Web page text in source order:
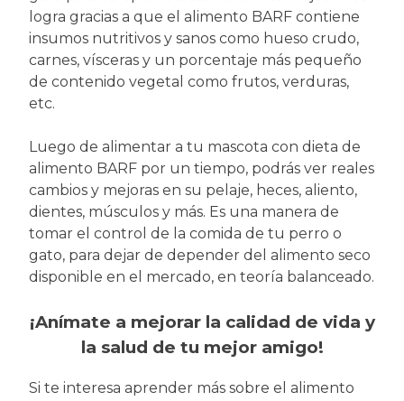
logra gracias a que el alimento BARF contiene
insumos nutritivos y sanos como hueso crudo,
carnes, vísceras y un porcentaje más pequeño
de contenido vegetal como frutos, verduras,
etc.
Luego de alimentar a tu mascota con dieta de
alimento BARF por un tiempo, podrás ver reales
cambios y mejoras en su pelaje, heces, aliento,
dientes, músculos y más. Es una manera de
tomar el control de la comida de tu perro o
gato, para dejar de depender del alimento seco
disponible en el mercado, en teoría balanceado.
¡Anímate a mejorar la calidad de vida y
la salud de tu mejor amigo!
Si te interesa aprender más sobre el alimento